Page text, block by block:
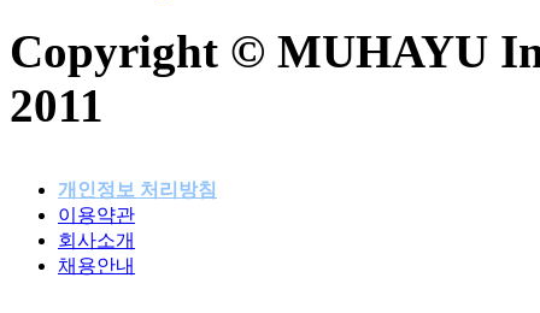
Copyright © MUHAYU
2011
개인정보 처리방침
이용약관
회사소개
채용안내